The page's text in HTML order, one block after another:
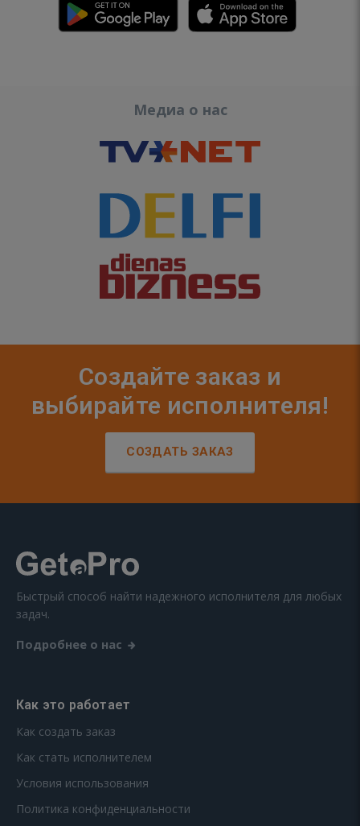
Медиа о нас
Создайте заказ и
выбирайте исполнителя!
СОЗДАТЬ ЗАКАЗ
Быстрый способ найти надежного исполнителя для любых
задач.
Подробнее о нас
Как это работает
Как создать заказ
Как стать исполнителем
Условия использования
Политика конфиденциальности